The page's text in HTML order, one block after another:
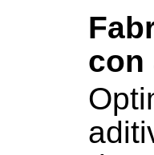
con